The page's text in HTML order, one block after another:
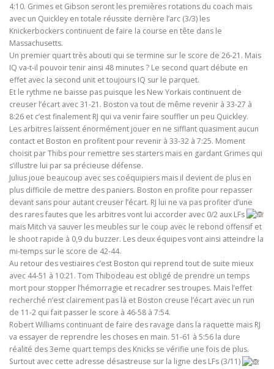
4:10. Grimes et Gibson seront les premières rotations du coach mais
avec un Quickley en totale réussite derrière l’arc (3/3) les
Knickerbockers continuent de faire la course en tête dans le
Massachusetts.
Un premier quart très abouti qui se termine sur le score de 26-21. Mais
IQ va-t-il pouvoir tenir ainsi 48 minutes ? Le second quart débute en
effet avec la second unit et toujours IQ sur le parquet.
Et le rythme ne baisse pas puisque les New Yorkais continuent de
creuser l’écart avec 31-21. Boston va tout de même revenir à 33-27 à
8:26 et c’est finalement RJ qui va venir faire souffler un peu Quickley.
Les arbitres laissent énormément jouer en ne sifflant quasiment aucun
contact et Boston en profitent pour revenir à 33-32 à 7:25. Moment
choisit par Thibs pour remettre ses starters mais en gardant Grimes qui
s’illustre lui par sa précieuse défense.
Julius joue beaucoup avec ses coéquipiers mais il devient de plus en
plus difficile de mettre des paniers. Boston en profite pour repasser
devant sans pour autant creuser l’écart. RJ lui ne va pas profiter d’une
des rares fautes que les arbitres vont lui accorder avec 0/2 aux LFs
mais Mitch va sauver les meubles sur le coup avec le rebond offensif et
le shoot rapide à 0,9 du buzzer. Les deux équipes vont ainsi atteindre la
mi-temps sur le score de 42-44.
Au retour des vestiaires c’est Boston qui reprend tout de suite mieux
avec 44-51 à 10:21. Tom Thibodeau est obligé de prendre un temps
mort pour stopper l’hémorragie et recadrer ses troupes. Mais l’effet
recherché n’est clairement pas là et Boston creuse l’écart avec un run
de 11-2 qui fait passer le score à 46-58 à 7:54.
Robert Williams continuant de faire des ravage dans la raquette mais RJ
va essayer de reprendre les choses en main. 51-61 à 5:56 la dure
réalité des 3eme quart temps des Knicks se vérifie une fois de plus.
Surtout avec cette adresse désastreuse sur la ligne des LFs (3/11)